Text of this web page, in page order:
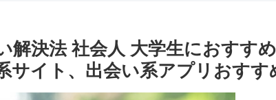
解決法 社会人 大学生におすす
サイト、出会い系アプリおすす